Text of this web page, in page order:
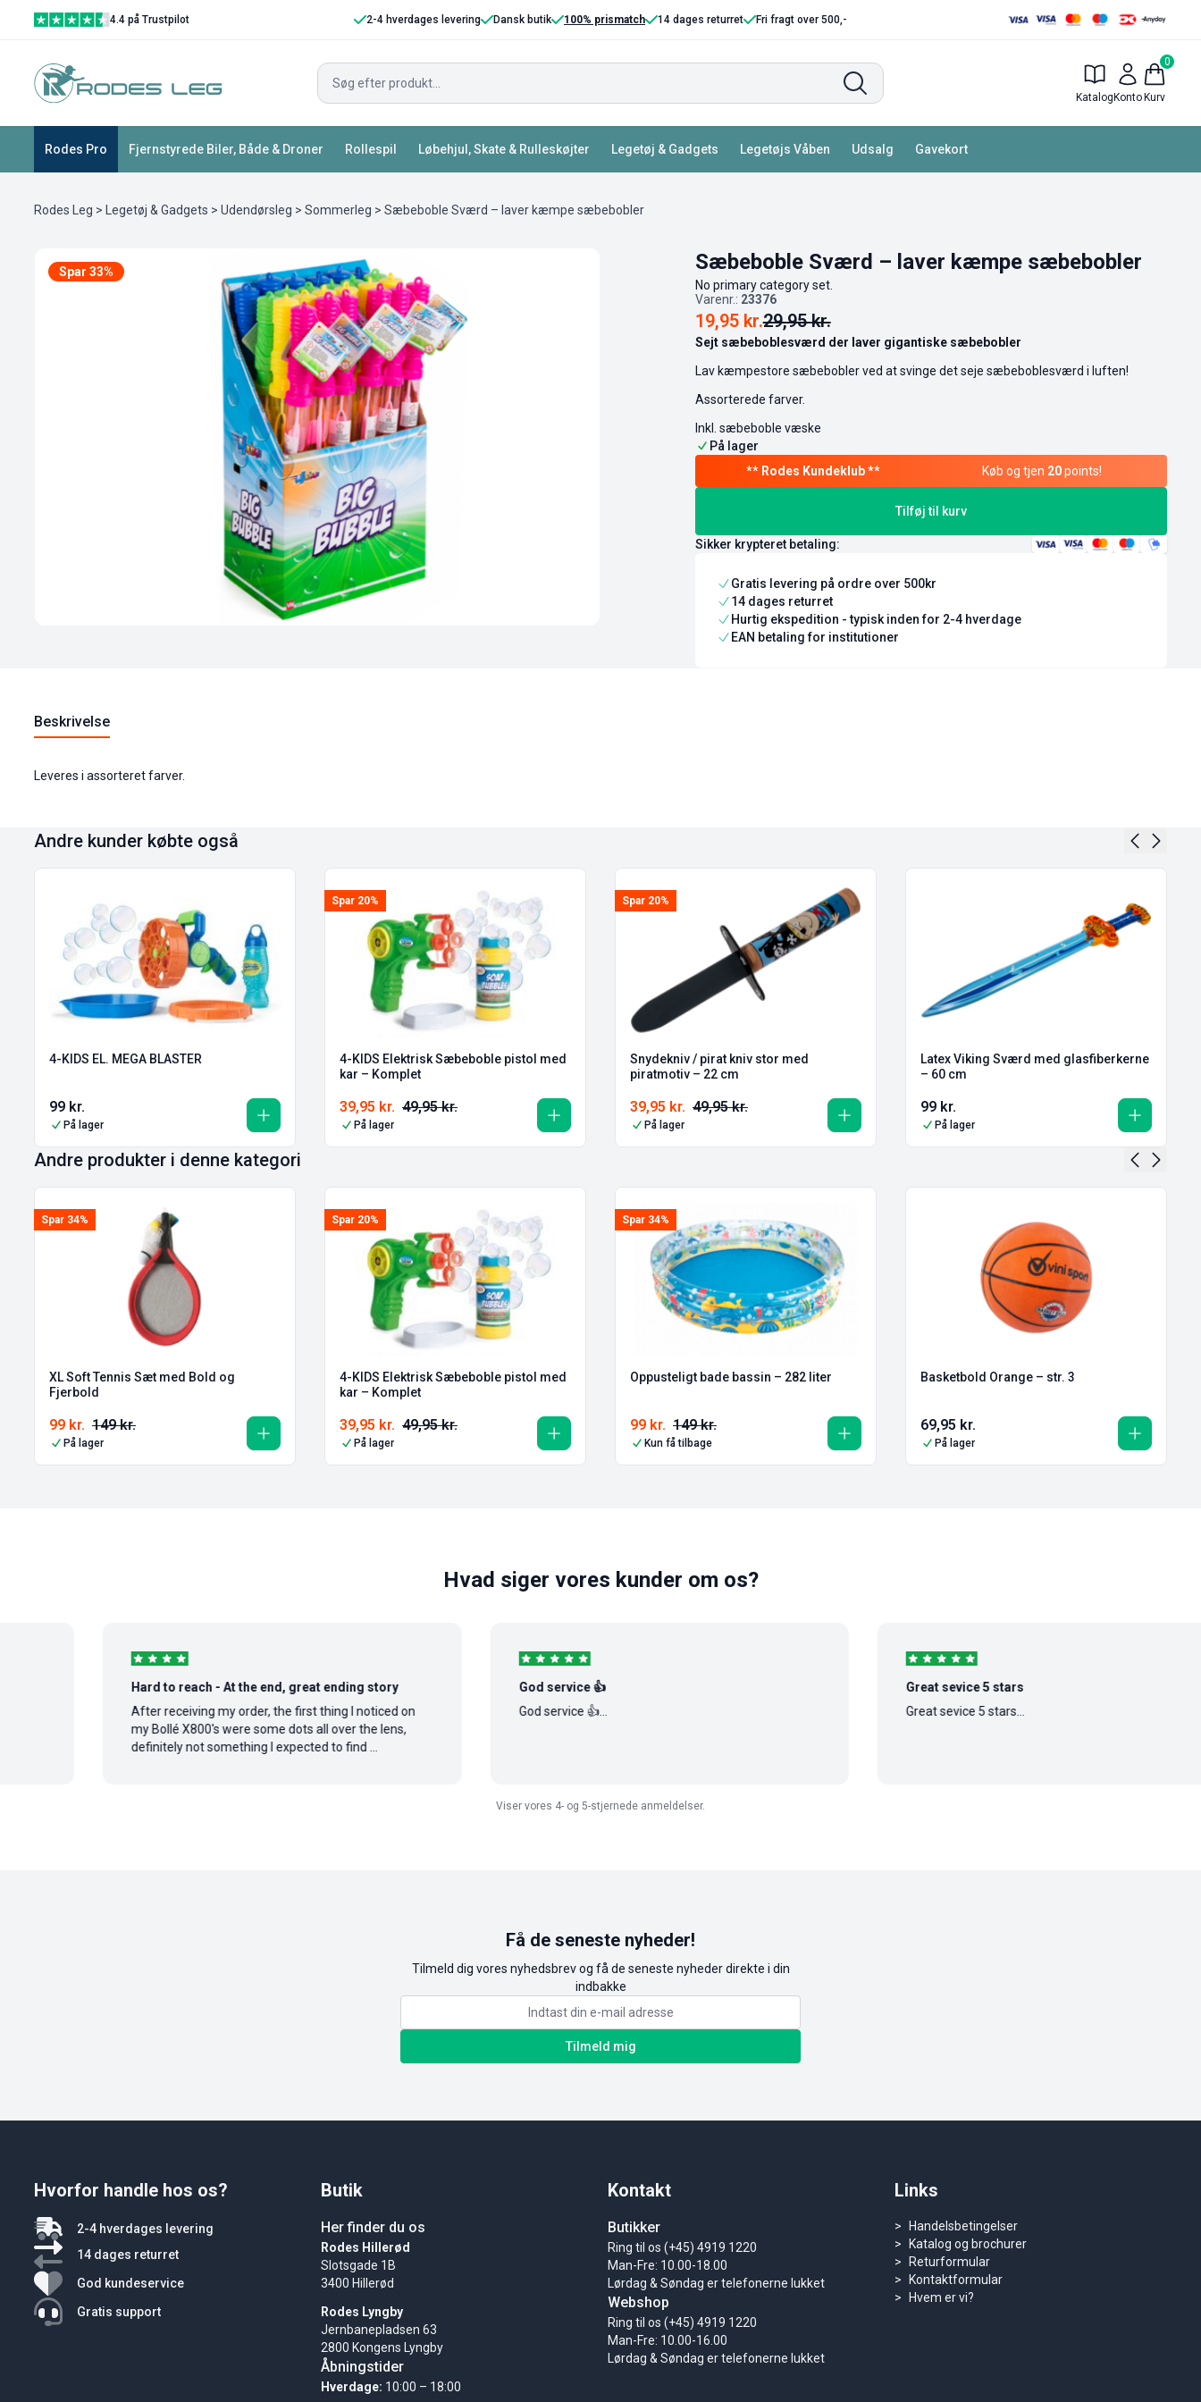
4.4 på Trustpilot 2-4 hverdages levering Dansk butik 100% prismatch 14 dages returret Fri fragt over 500,-
Katalog Konto
0
Kurv
Rodes Pro Fjernstyrede Biler, Både & Droner Rollespil Løbehjul, Skate & Rulleskøjter Legetøj & Gadgets Legetøjs Våben Udsalg Gavekort
Rodes Leg > Legetøj & Gadgets > Udendørsleg > Sommerleg > Sæbeboble Sværd – laver kæmpe sæbebobler
Spar 33% Sæbeboble Sværd – laver kæmpe sæbebobler
No primary category set.
Varenr.: 23376
29,95kr.
19,95 kr.
Sejt sæbeboblesværd der laver gigantiske sæbebobler
Lav kæmpestore sæbebobler ved at svinge det seje sæbeboblesværd i luften!
Assorterede farver.
Inkl. sæbeboble væske
På lager
Køb og tjen 20points!
Tilføj til kurv
Sikker krypteret betaling:
Gratis levering på ordre over 500kr
14 dages returret
Hurtig ekspedition - typisk inden for 2-4 hverdage
EAN betaling for institutioner
Beskrivelse
Leveres i assorteret farver.
Andre kunder købte også
4-KIDS EL. MEGA BLASTER
99 kr.
På lager
Spar 20%
4-KIDS Elektrisk Sæbeboble pistol med
kar – Komplet
49,95kr.
39,95 kr.
På lager
Spar 20%
Snydekniv / pirat kniv stor med
piratmotiv – 22 cm
49,95kr.
39,95 kr.
På lager
Latex Viking Sværd med glasfiberkerne
– 60 cm
99 kr.
På lager
Andre produkter i denne kategori
Spar 34%
XL Soft Tennis Sæt med Bold og
Fjerbold
149kr.
99 kr.
På lager
Spar 20%
4-KIDS Elektrisk Sæbeboble pistol med
kar – Komplet
49,95kr.
39,95 kr.
På lager
Spar 34%
Oppusteligt bade bassin – 282 liter
149kr.
99 kr.
Kun få tilbage
Basketbold Orange – str. 3
69,95 kr.
På lager
Hvad siger vores kunder om os?
Hard to reach - At the end, great ending story
After receiving my order, the first thing I noticed on
my Bollé X800's were some dots all over the lens,
definitely not something I expected to find ...
God service 👍
God service 👍...
Great sevice 5 stars
Great sevice 5 stars...
Viser vores 4- og 5-stjernede anmeldelser.
Få de seneste nyheder!
Tilmeld dig vores nyhedsbrev og få de seneste nyheder direkte i din
indbakke
Tilmeld mig
Butik
Her finder du os
Rodes Hillerød
Slotsgade 1B
3400 Hillerød
Rodes Lyngby
Jernbanepladsen 63
2800 Kongens Lyngby
Åbningstider
Hverdage: 10:00 – 18:00
Kontakt
Butikker
Ring til os (+45) 4919 1220
Man-Fre: 10.00-18.00
Lørdag & Søndag er telefonerne lukket
Webshop
Ring til os (+45) 4919 1220
Man-Fre: 10.00-16.00
Lørdag & Søndag er telefonerne lukket
Links
Handelsbetingelser
Katalog og brochurer
Returformular
Kontaktformular
Hvem er vi?
Hvorfor handle hos os?
2-4 hverdages levering
14 dages returret
God kundeservice
Gratis support